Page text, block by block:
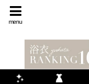
menu